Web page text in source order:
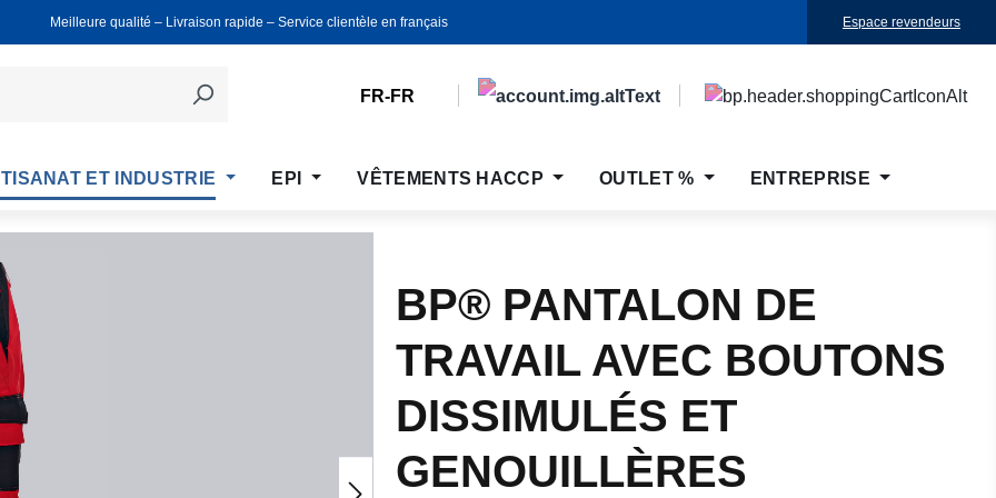
Meilleure qualité ‒ Livraison rapide ‒ Service clientèle en français Espace revendeurs
FR-FR
ET INDUSTRIE EPI VÊTEMENTS HACCP OUTLET % ENTREPRISE
BP® PANTALON DE
TRAVAIL AVEC BOUTONS
DISSIMULÉS ET
GENOUILLÈRES